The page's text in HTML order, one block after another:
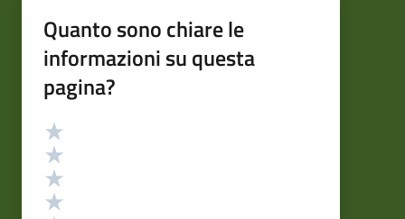
Quanto sono chiare le
informazioni su questa
pagina?
Valutazione